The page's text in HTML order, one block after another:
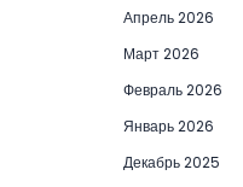
Апрель 2026
Март 2026
Февраль 2026
Январь 2026
Декабрь 2025